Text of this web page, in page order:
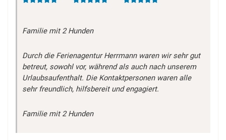
Familie mit 2 Hunden
Durch die Ferienagentur Herrmann waren wir sehr gut
betreut, sowohl vor, während als auch nach unserem
Urlaubsaufenthalt. Die Kontaktpersonen waren alle
sehr freundlich, hilfsbereit und engagiert.
Familie mit 2 Hunden